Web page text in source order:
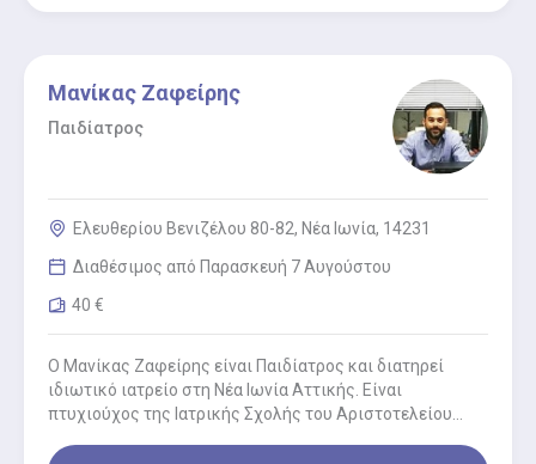
Μανίκας Ζαφείρης
Παιδίατρος
Ελευθερίου Βενιζέλου 80-82, Νέα Ιωνία, 14231
Διαθέσιμος από Παρασκευή 7 Αυγούστου
40 €
Ο Μανίκας Ζαφείρης είναι Παιδίατρος και διατηρεί
ιδιωτικό ιατρείο στη Νέα Ιωνία Αττικής. Είναι
πτυχιούχος της Ιατρικής Σχολής του Αριστοτελείου